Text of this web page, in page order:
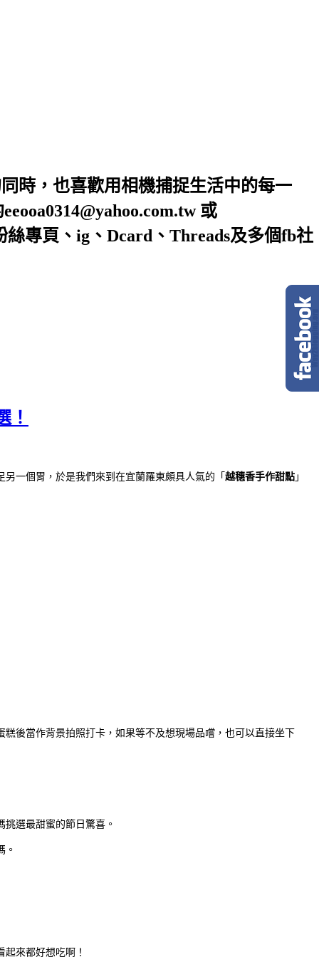
時，也喜歡用相機捕捉生活中的每一
或
絲專頁、ig、Dcard、Threads及多個fb社
！
一個胃，於是我們來到在宜蘭羅東頗具人氣的「 越穗香手作甜點 」
後當作背景拍照打卡，如果等不及想現場品嚐，也可以直接坐下
選最甜蜜的節日驚喜。
。
來都好想吃啊！